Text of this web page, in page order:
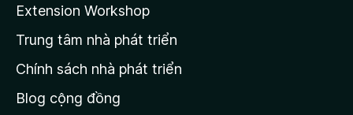
n
g
c
ủ
Extension Workshop
Trung tâm nhà phát triển
Chính sách nhà phát triển
Blog cộng đồng